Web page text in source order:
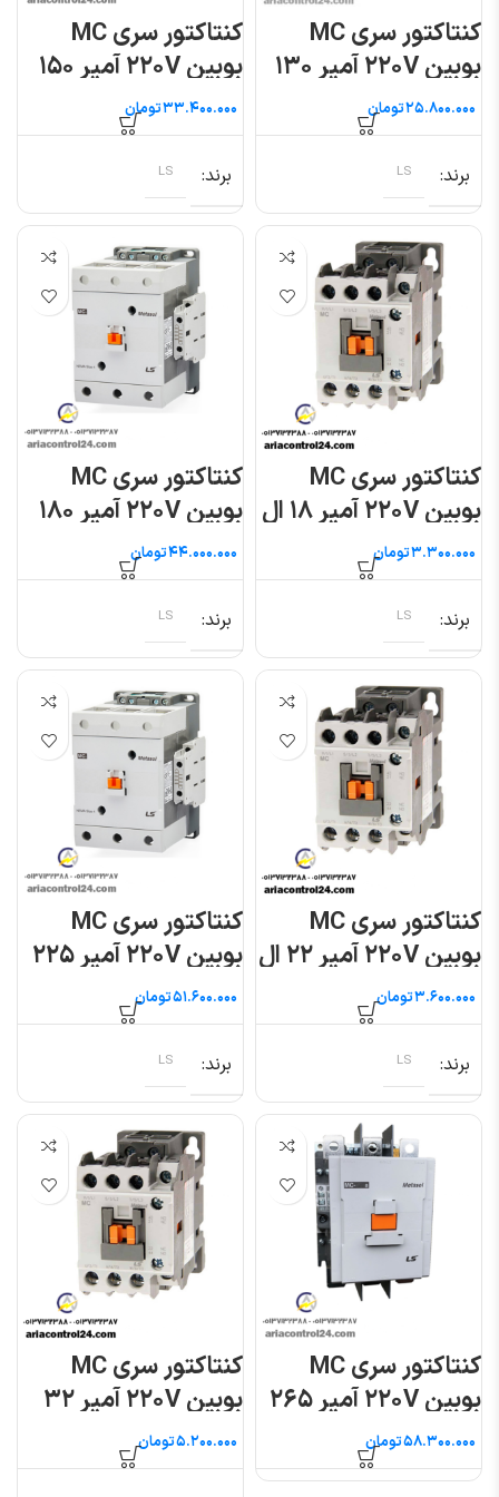
کنتاکتور سری MC
بوبین ۲۲۰V آمپر ۱۳۰
ال اس تومان
برند LS
کنتاکتور سری MC
بوبین ۲۲۰V آمپر ۱۵۰
ال اس
تومان
برند LS
کنتاکتور سری MC
بوبین ۲۲۰V آمپر ۱۸ ال
اس
تومان
برند LS
کنتاکتور سری MC
بوبین ۲۲۰V آمپر ۱۸۰
ال اس تومان
برند LS
کنتاکتور سری MC
بوبین ۲۲۰V آمپر ۲۲ ال
اس
تومان
برند LS
کنتاکتور سری MC
بوبین ۲۲۰V آمپر ۲۲۵
ال اس تومان
برند LS
کنتاکتور سری MC
بوبین ۲۲۰V آمپر ۲۶۵
ال اس
تومان
کنتاکتور سری MC
بوبین ۲۲۰V آمپر ۳۲
ال اس تومان